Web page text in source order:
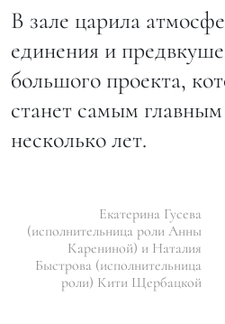
В зале царила
единения и
большого проекта,
станет самым
несколько лет.
Екатерина Гусева
(исполнительница роли Анны
Карениной) и Наталия
Быстрова (исполнительница
роли) Кити Щербацкой